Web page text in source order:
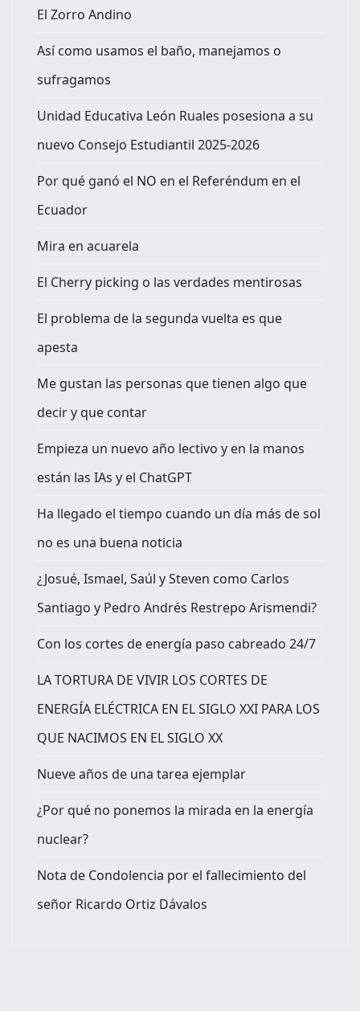
El Zorro Andino
Así como usamos el baño, manejamos o
sufragamos
Unidad Educativa León Ruales posesiona a su
nuevo Consejo Estudiantil 2025-2026
Por qué ganó el NO en el Referéndum en el
Ecuador
Mira en acuarela
El Cherry picking o las verdades mentirosas
El problema de la segunda vuelta es que
apesta
Me gustan las personas que tienen algo que
decir y que contar
Empieza un nuevo año lectivo y en la manos
están las IAs y el ChatGPT
Ha llegado el tiempo cuando un día más de sol
no es una buena noticia
¿Josué, Ismael, Saúl y Steven como Carlos
Santiago y Pedro Andrés Restrepo Arismendi?
Con los cortes de energía paso cabreado 24/7
LA TORTURA DE VIVIR LOS CORTES DE
ENERGÍA ELÉCTRICA EN EL SIGLO XXI PARA LOS
QUE NACIMOS EN EL SIGLO XX
Nueve años de una tarea ejemplar
¿Por qué no ponemos la mirada en la energía
nuclear?
Nota de Condolencia por el fallecimiento del
señor Ricardo Ortiz Dávalos